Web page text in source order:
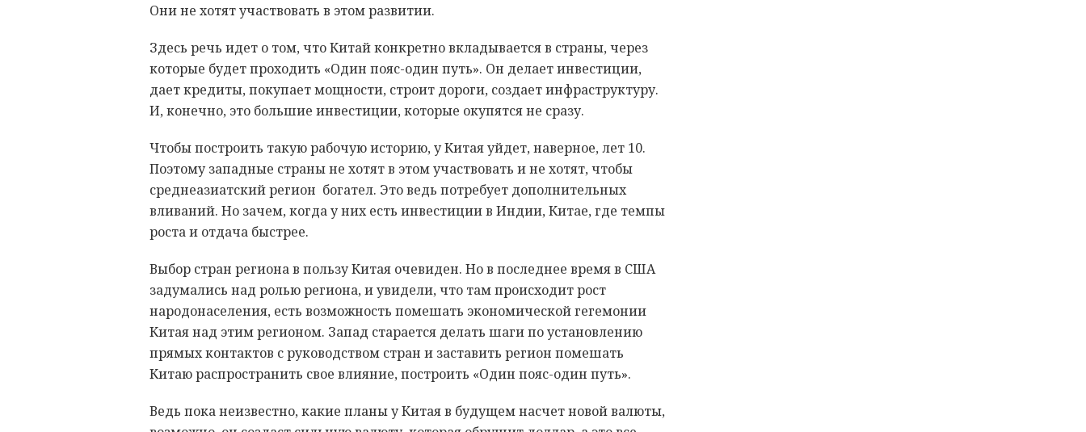
Они не хотят участвовать в этом развитии.
Здесь речь идет о том, что Китай конкретно вкладывается в страны, через
которые будет проходить «Один пояс-один путь». Он делает инвестиции,
дает кредиты, покупает мощности, строит дороги, создает инфраструктуру.
И, конечно, это большие инвестиции, которые окупятся не сразу.
Чтобы построить такую рабочую историю, у Китая уйдет, наверное, лет 10.
Поэтому западные страны не хотят в этом участвовать и не хотят, чтобы
среднеазиатский регион богател. Это ведь потребует дополнительных
вливаний. Но зачем, когда у них есть инвестиции в Индии, Китае, где темпы
роста и отдача быстрее.
Выбор стран региона в пользу Китая очевиден. Но в последнее время в США
задумались над ролью региона, и увидели, что там происходит рост
народонаселения, есть возможность помешать экономической гегемонии
Китая над этим регионом. Запад старается делать шаги по установлению
прямых контактов с руководством стран и заставить регион помешать
Китаю распространить свое влияние, построить «Один пояс-один путь».
Ведь пока неизвестно, какие планы у Китая в будущем насчет новой валюты,